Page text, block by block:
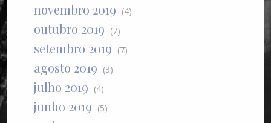
novembro 2019 (4)
outubro 2019 (7)
setembro 2019 (7)
agosto 2019 (3)
julho 2019 (4)
junho 2019 (5)